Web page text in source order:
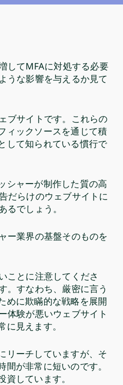
してMFAに対処する必要
うな影響を与えるか見て
ブサイトです。これらの
ィックソースを通じて積
して知られている慣行で
シャーが制作した質の高
だらけのウェブサイトに
あるでしょう。
ー業界の基盤そのものを
ことに注意してくださ
。すなわち、厳密に言う
めに欺瞞的な戦略を展開
体験が悪いウェブサイト
見えます。
リーチしていますが、そ
が非常に短いのです。
資しています。